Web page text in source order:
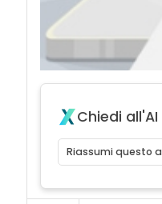
Chiedi all'AI
Riassumi questo